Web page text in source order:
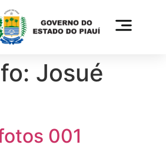
Josué
001